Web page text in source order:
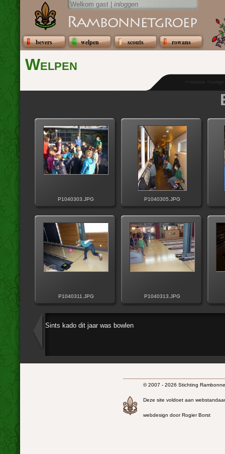
Welkom gast | inloggen
bevers welpen scouts rowans
Welpen
<<eerste <vorige
P1040303.JPG P1040305.JPG
P1040311.JPG P1040313.JPG
Sints kado dit jaar was bowlen
© 2007 - 2026 Stichting
Deze site voldoet aan
webdesign door Rogier Borst